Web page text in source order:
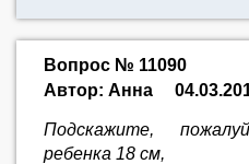
Вопрос № 11090
Автор: Анна
Подскажите,
ребенка 18 см,